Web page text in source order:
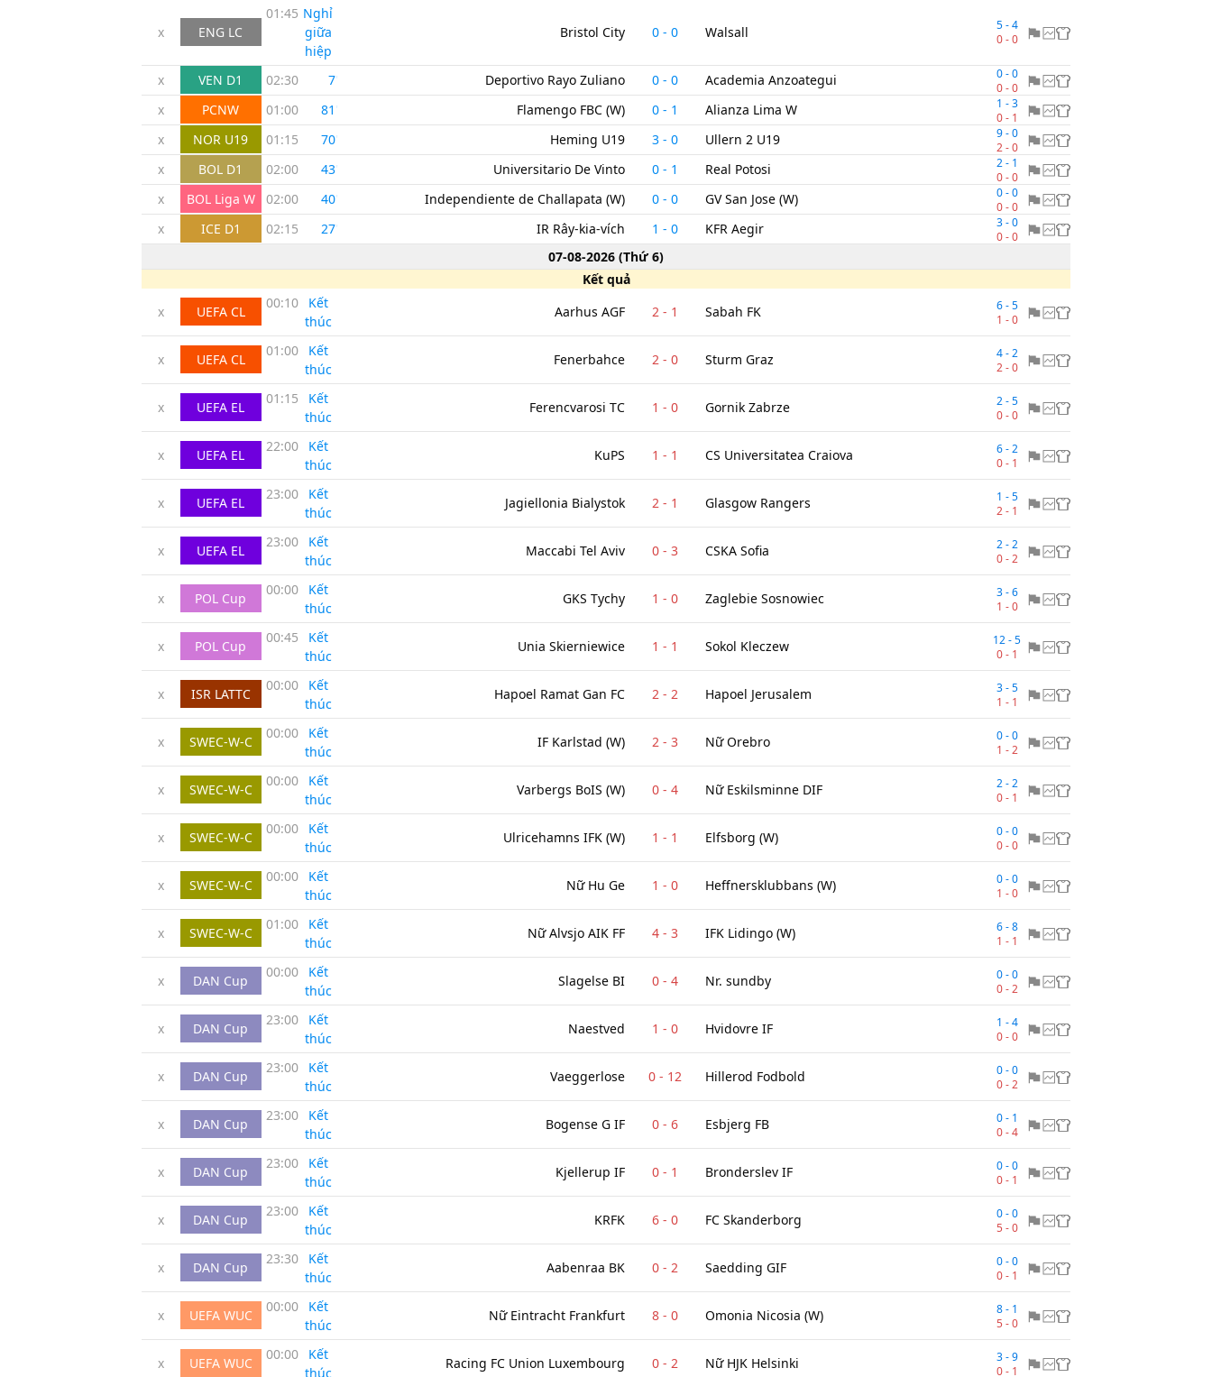
x ENG LC
01:45 Nghỉ
giữa
hiệp
Bristol City 0- 0 Walsall 5-4
0-0
x VEN D1 02:30 7' Deportivo Rayo Zuliano 0- 0 Academia Anzoategui 0-0
0-0
x PCNW 01:00 81 ' Flamengo FBC (W) 0- 1 Alianza Lima W 1 -3
0- 1
x NOR U19 01:15 70' Heming U19 3- 0 Ullern 2 U19 9-0
2-0
x BOL D1 02:00 43' Universitario De Vinto 0- 1 Real Potosi 2- 1
0-0
x BOL Liga W 02:00 40' Independiente de Challapata (W) 0- 0 GV San Jose (W) 0-0
0-0
x ICE D1 02:15 27' IR Rây-kia-vích 1 - 0 KFR Aegir 3-0
0-0
07-08-2026 (Thứ 6)
Kết quả
x
UEFA CL
00:10
Kết
thúc
Aarhus AGF 2- 1 Sabah FK 6-5
1 -0
x UEFA CL
01:00
Kết
thúc
Fenerbahce 2- 0 Sturm Graz 4-2
2-0
x UEFA EL
01:15
Kết
thúc
Ferencvarosi TC 1 - 0 Gornik Zabrze 2-5
0-0
x UEFA EL
22:00
Kết
thúc
KuPS 1 - 1 CS Universitatea Craiova 6-2
0- 1
x UEFA EL
23:00
Kết
thúc
Jagiellonia Bialystok 2- 1 Glasgow Rangers 1 -5
2- 1
x UEFA EL
23:00
Kết
thúc
Maccabi Tel Aviv 0- 3 CSKA Sofia 2-2
0-2
x POL Cup
00:00
Kết
thúc
GKS Tychy 1 - 0 Zaglebie Sosnowiec 3-6
1 -0
x POL Cup
00:45
Kết
thúc
Unia Skierniewice 1 - 1 Sokol Kleczew 12-5
0- 1
x ISR LATTC
00:00
Kết
thúc
Hapoel Ramat Gan FC 2- 2 Hapoel Jerusalem 3-5
1 - 1
x SWEC-W-C
00:00
Kết
thúc
IF Karlstad (W) 2- 3 Nữ Orebro 0-0
1 -2
x SWEC-W-C
00:00
Kết
thúc
Varbergs BoIS (W) 0- 4 Nữ Eskilsminne DIF 2-2
0- 1
x SWEC-W-C
00:00
Kết
thúc
Ulricehamns IFK (W) 1 - 1 Elfsborg (W) 0-0
0-0
x SWEC-W-C
00:00
Kết
thúc
Nữ Hu Ge 1 - 0 Heffnersklubbans (W) 0-0
1 -0
x SWEC-W-C
01:00
Kết
thúc
Nữ Alvsjo AIK FF 4- 3 IFK Lidingo (W) 6-8
1 - 1
x DAN Cup
00:00
Kết
thúc
Slagelse BI 0- 4 Nr. sundby 0-0
0-2
x DAN Cup
23:00
Kết
thúc
Naestved 1 - 0 Hvidovre IF 1 -4
0-0
x DAN Cup
23:00
Kết
thúc
Vaeggerlose 0- 12 Hillerod Fodbold 0-0
0-2
x DAN Cup
23:00
Kết
thúc
Bogense G IF 0- 6 Esbjerg FB 0- 1
0-4
x DAN Cup
23:00
Kết
thúc
Kjellerup IF 0- 1 Bronderslev IF 0-0
0- 1
x DAN Cup
23:00
Kết
thúc
KRFK 6- 0 FC Skanderborg 0-0
5-0
x DAN Cup
23:30
Kết
thúc
Aabenraa BK 0- 2 Saedding GIF 0-0
0- 1
x UEFA WUC
00:00
Kết
thúc
Nữ Eintracht Frankfurt 8- 0 Omonia Nicosia (W) 8- 1
5-0
x UEFA WUC
00:00
Kết
thúc
Racing FC Union Luxembourg 0- 2 Nữ HJK Helsinki 3-9
0- 1